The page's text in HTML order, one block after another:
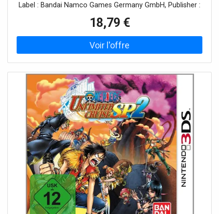
Label : Bandai Namco Games Germany GmbH, Publisher :
Videospiel, 0 : Playstation Vita, releaseDate : 2014-06-27
18,79 €